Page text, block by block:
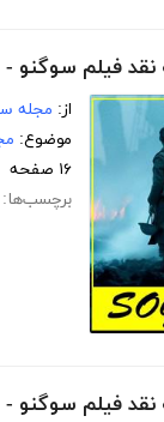
نقد فیلم سوگنو
از: مجله
موضوع:
۱۶ صفحه
برچسب‌ها:
نقد فیلم سوگنو